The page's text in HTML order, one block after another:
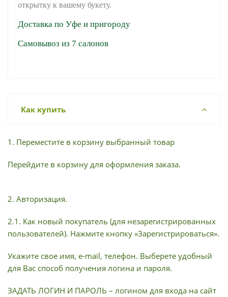
открытку к вашему букету.
Доставка по Уфе и пригороду
Самовывоз из 7 салонов
Как купить
1. Переместите в корзину выбранный товар
Перейдите в корзину для оформления заказа.
2. Авторизация.
2.1. Как новый покупатель (для незарегистрированных
пользователей). Нажмите кнопку «Зарегистрироваться».
Укажите свое имя, e-mail, телефон. Выберете удобный
для Вас способ получения логина и пароля.
ЗАДАТЬ ЛОГИН И ПАРОЛЬ – логином для входа на сайт